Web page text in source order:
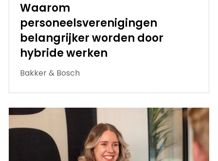
Waarom
personeelsverenigingen
belangrijker worden door
hybride werken
Bakker & Bosch